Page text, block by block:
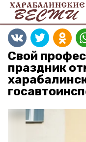
Свой
праздник